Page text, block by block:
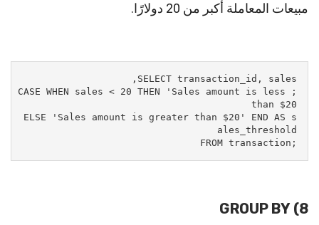
مبيعات المعاملة أكبر من 20 دولارًا.
;CASE WHEN sales < 20 THEN 'Sales amount is less
ELSE 'Sales amount is greater than $20' END AS s
;FROM transaction
8) GROUP BY